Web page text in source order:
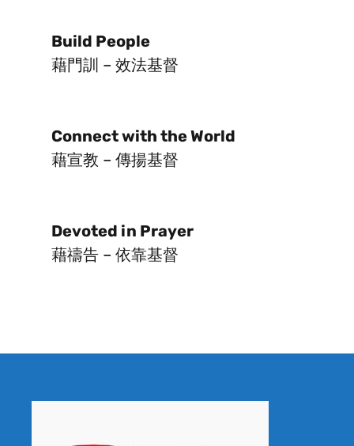
Build People
藉門訓 – 效法基督
Connect with the World
藉宣教 – 傳揚基督
Devoted in Prayer
藉禱告 – 依靠基督